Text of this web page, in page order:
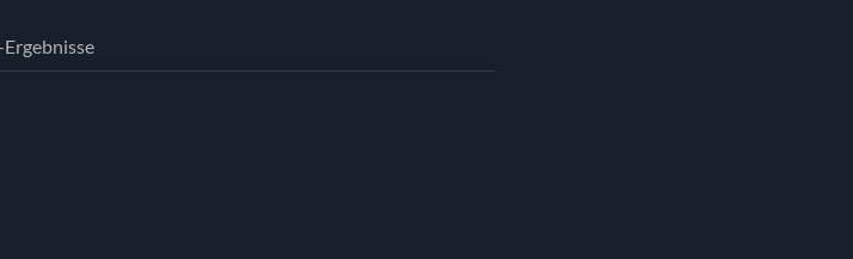
Ergebnisse